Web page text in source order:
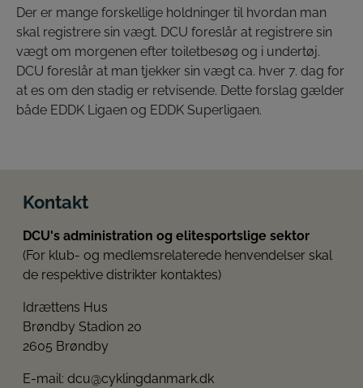
Der er mange forskellige holdninger til hvordan man
skal registrere sin vægt. DCU foreslår at registrere sin
vægt om morgenen efter toiletbesøg og i undertøj.
DCU foreslår at man tjekker sin vægt ca. hver 7. dag for
at es om den stadig er retvisende. Dette forslag gælder
både EDDK Ligaen og EDDK Superligaen.
Kontakt
DCU's administration og elitesportslige sektor
(For klub- og medlemsrelaterede henvendelser skal
de respektive distrikter kontaktes)
Idrættens Hus
Brøndby Stadion 20
2605 Brøndby
E-mail: dcu@cyklingdanmark.dk